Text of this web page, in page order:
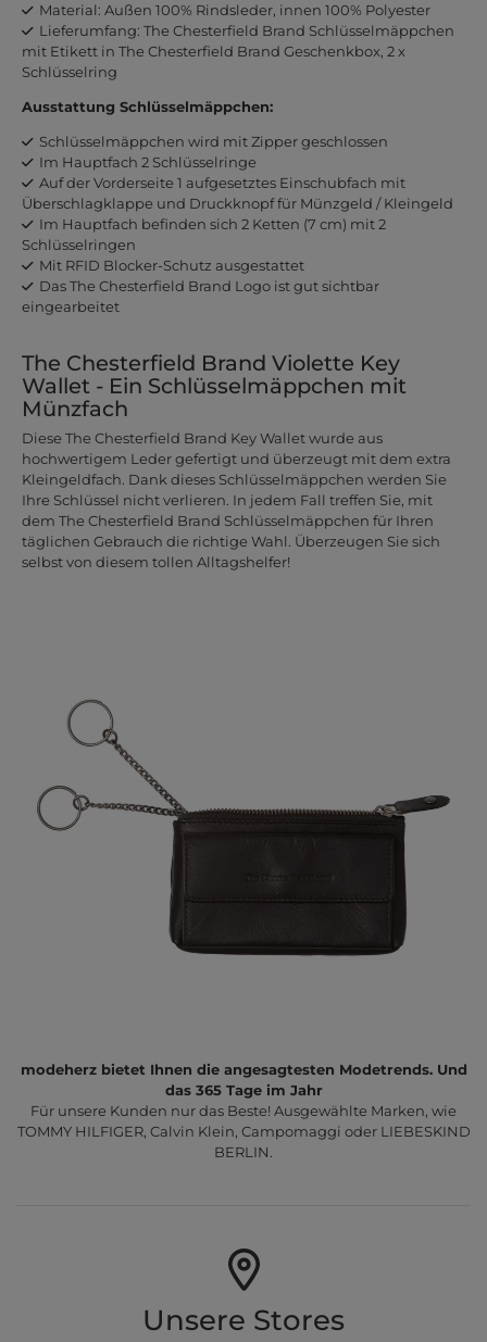
Material: Außen 100% Rindsleder, innen 100% Polyester
Lieferumfang: The Chesterfield Brand Schlüsselmäppchen
mit Etikett in The Chesterfield Brand Geschenkbox, 2 x
Schlüsselring
Ausstattung Schlüsselmäppchen:
Schlüsselmäppchen wird mit Zipper geschlossen
Im Hauptfach 2 Schlüsselringe
Auf der Vorderseite 1 aufgesetztes Einschubfach mit
Überschlagklappe und Druckknopf für Münzgeld / Kleingeld
Im Hauptfach befinden sich 2 Ketten (7 cm) mit 2
Schlüsselringen
Mit RFID Blocker-Schutz ausgestattet
Das The Chesterfield Brand Logo ist gut sichtbar
eingearbeitet
The Chesterfield Brand Violette Key
Wallet - Ein Schlüsselmäppchen mit
Münzfach
Diese The Chesterfield Brand Key Wallet wurde aus
hochwertigem Leder gefertigt und überzeugt mit dem extra
Kleingeldfach. Dank dieses Schlüsselmäppchen werden Sie
Ihre Schlüssel nicht verlieren. In jedem Fall treffen Sie, mit
dem The Chesterfield Brand Schlüsselmäppchen für Ihren
täglichen Gebrauch die richtige Wahl. Überzeugen Sie sich
selbst von diesem tollen Alltagshelfer!
modeherz bietet Ihnen die angesagtesten Modetrends. Und
das 365 Tage im Jahr
Für unsere Kunden nur das Beste! Ausgewählte Marken, wie
TOMMY HILFIGER, Calvin Klein, Campomaggi oder LIEBESKIND
BERLIN.
Unsere Stores